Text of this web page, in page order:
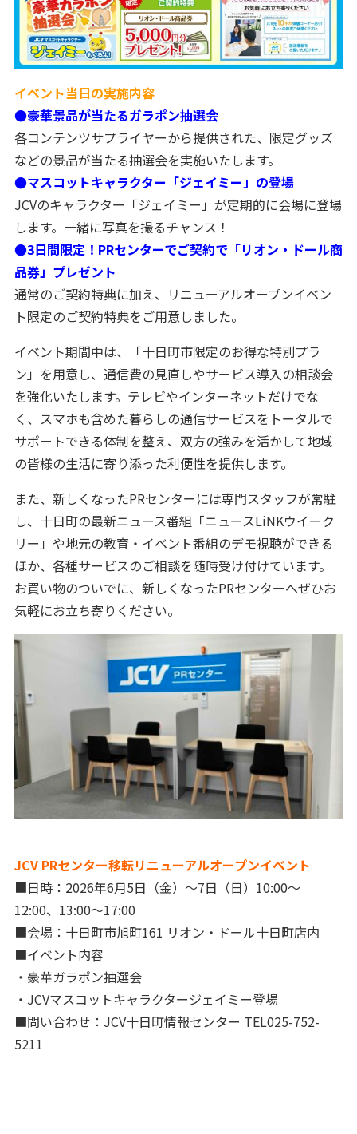
イベント当日の実施内容
●豪華景品が当たるガラポン抽選会
各コンテンツサプライヤーから提供された、限定グッズ
などの景品が当たる抽選会を実施いたします。
●マスコットキャラクター「ジェイミー」の登場
JCVのキャラクター「ジェイミー」が定期的に会場に登場
します。一緒に写真を撮るチャンス！
●3日間限定！PRセンターでご契約で「リオン・ドール商
品券」プレゼント
通常のご契約特典に加え、リニューアルオープンイベン
ト限定のご契約特典をご用意しました。
イベント期間中は、「十日町市限定のお得な特別プラ
ン」を用意し、通信費の見直しやサービス導入の相談会
を強化いたします。テレビやインターネットだけでな
く、スマホも含めた暮らしの通信サービスをトータルで
サポートできる体制を整え、双方の強みを活かして地域
の皆様の生活に寄り添った利便性を提供します。
また、新しくなったPRセンターには専門スタッフが常駐
し、十日町の最新ニュース番組「ニュースLiNKウイーク
リー」や地元の教育・イベント番組のデモ視聴ができる
ほか、各種サービスのご相談を随時受け付けています。
お買い物のついでに、新しくなったPRセンターへぜひお
気軽にお立ち寄りください。
JCV PRセンター移転リニューアルオープンイベント
■日時：2026年6月5日（金）～7日（日）10:00～
12:00、13:00～17:00
■会場：十日町市旭町161 リオン・ドール十日町店内
■イベント内容
・豪華ガラポン抽選会
・JCVマスコットキャラクタージェイミー登場
■問い合わせ：JCV十日町情報センター TEL025-752-
5211